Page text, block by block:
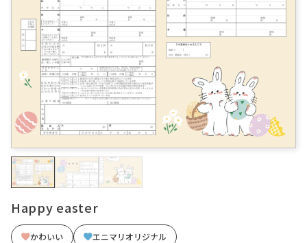
Happy easter
かわいい エニマリオリジナル